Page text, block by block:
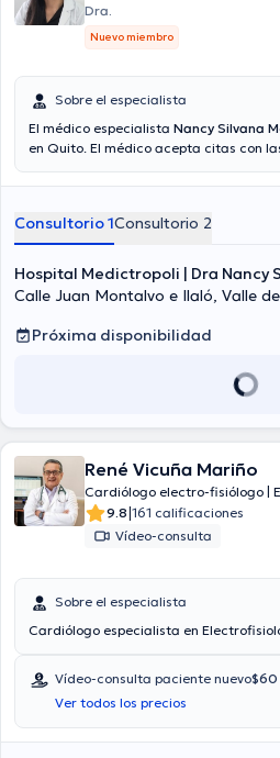
Dra.
Nuevo miembro
Sobre el especialista
El médico especialista Nancy Silvana
en Quito. El médico acepta citas con
consultorio abarca todo lo
cardíaca , Cardiología general.
Consultorio 1Consultorio 2
Hospital Medictropoli | Dra Nancy
Calle Juan Montalvo e Ilaló, Valle
Próxima disponibilidad
René Vicuña Mariño
Cardiólogo electro-fisiólogo |
9.8|161 calificaciones
Vídeo-consulta
Sobre el especialista
Cardiólogo especialista en
Vídeo-consulta paciente nuevo$60
Ver todos los precios